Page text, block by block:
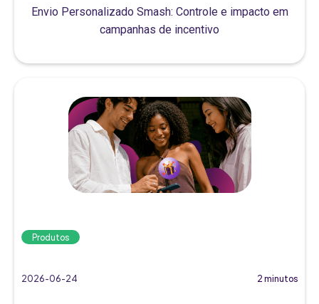
Envio Personalizado Smash: Controle e impacto em
campanhas de incentivo
Produtos
2026-06-24 2 minutos